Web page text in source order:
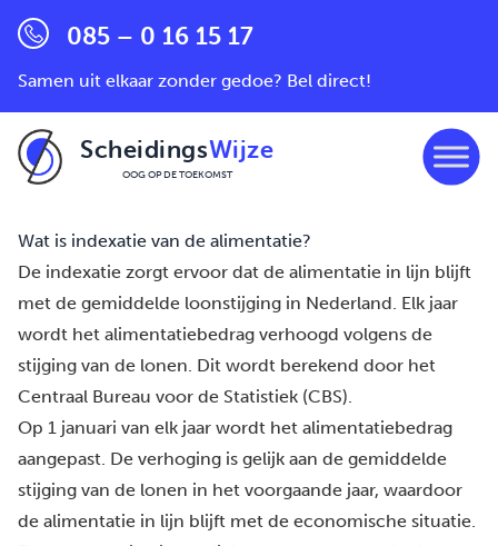
085 – 0 16 15 17
Samen uit elkaar zonder gedoe? Bel direct!
ScheidingsWijze
OOG OP DE TOEKOMST
Wat is indexatie van de alimentatie?
De indexatie zorgt ervoor dat de alimentatie in lijn blijft
met de gemiddelde loonstijging in Nederland. Elk jaar
wordt het alimentatiebedrag verhoogd volgens de
stijging van de lonen. Dit wordt berekend door het
Centraal Bureau voor de Statistiek (CBS).
Op 1 januari van elk jaar wordt het alimentatiebedrag
aangepast. De verhoging is gelijk aan de gemiddelde
stijging van de lonen in het voorgaande jaar, waardoor
de alimentatie in lijn blijft met de economische situatie.